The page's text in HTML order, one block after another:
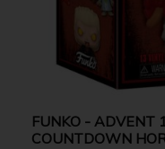
FUNKO - ADVENT
COUNTDOWN